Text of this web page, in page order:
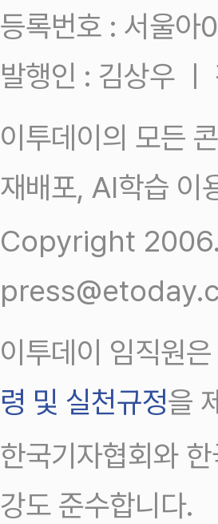
등록번호 : 서울
발행인 : 김상우
이투데이의 모든
재배포, AI학습 이
Copyright 2006.
이투데이 임직원
령 및 실천규정을
한국기자협회와
강도 준수합니다.